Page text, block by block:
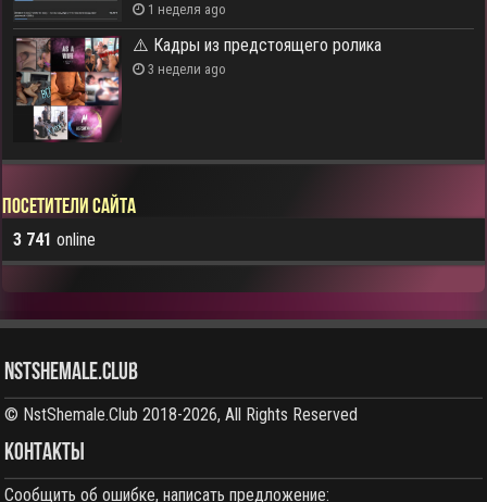
1 неделя ago
⚠️ Кадры из предстоящего ролика
3 недели ago
Посетители сайта
3 741 online
NstShemale.Club
© NstShemale.Club 2018-2026, All Rights Reserved
КОНТАКТЫ
Сообщить об ошибке, написать предложение: